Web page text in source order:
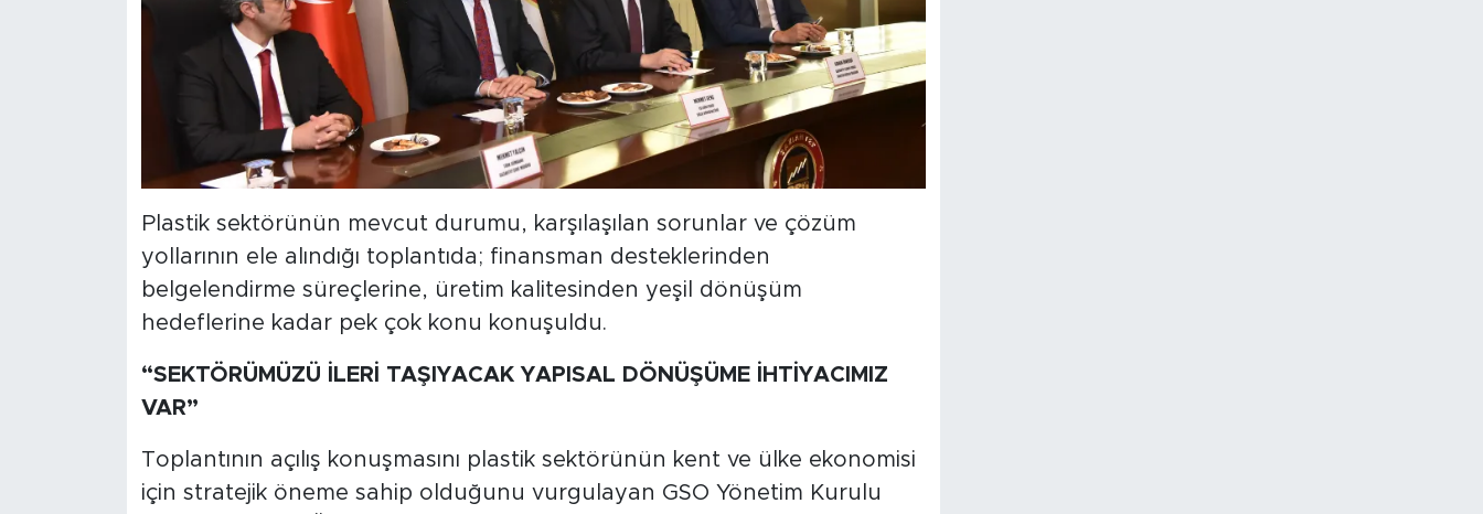
Plastik sektörünün mevcut durumu, karşılaşılan sorunlar ve çözüm
yollarının ele alındığı toplantıda; finansman desteklerinden
belgelendirme süreçlerine, üretim kalitesinden yeşil dönüşüm
hedeflerine kadar pek çok konu konuşuldu.
“SEKTÖRÜMÜZÜ İLERİ TAŞIYACAK YAPISAL DÖNÜŞÜME İHTİYACIMIZ
VAR”
Toplantının açılış konuşmasını plastik sektörünün kent ve ülke ekonomisi
için stratejik öneme sahip olduğunu vurgulayan GSO Yönetim Kurulu